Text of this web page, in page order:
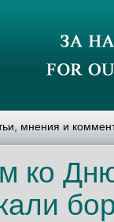
мнения и
ко